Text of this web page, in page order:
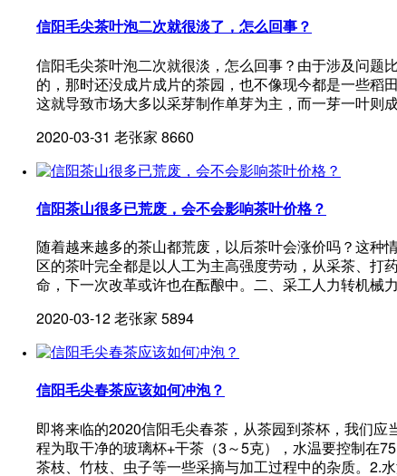
信阳毛尖茶叶泡二次就很淡了，怎么回事？
信阳毛尖茶叶泡二次就很淡，怎么回事？由于涉及问题
的，那时还没成片成片的茶园，也不像现今都是一些稻
这就导致市场大多以采芽制作单芽为主，而一芽一叶则
2020-03-31 老张家 8660
信阳茶山很多已荒废，会不会影响茶叶价格？
随着越来越多的茶山都荒废，以后茶叶会涨价吗？这种
区的茶叶完全都是以人工为主高强度劳动，从采茶、打
命，下一次改革或许也在酝酿中。二、采工人力转机械
2020-03-12 老张家 5894
信阳毛尖春茶应该如何冲泡？
即将来临的2020信阳毛尖春茶，从茶园到茶杯，我们
程为取干净的玻璃杯+干茶（3～5克），水温要控制在
茶枝、竹枝、虫子等一些采摘与加工过程中的杂质。2.